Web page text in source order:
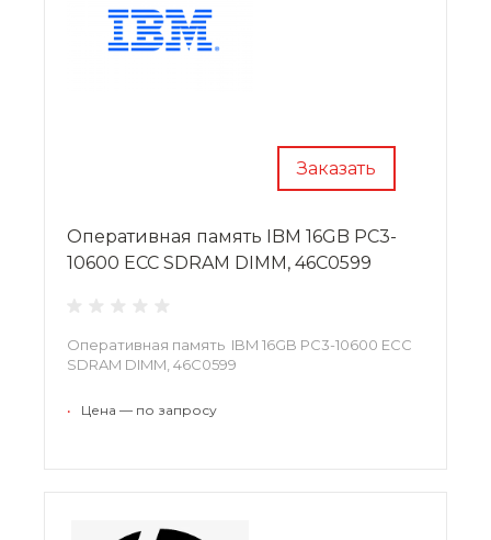
Заказать
Оперативная память IBM 16GB PC3-
10600 ECC SDRAM DIMM, 46C0599
Оперативная память IBM 16GB PC3-10600 ECC
SDRAM DIMM, 46C0599
• Цена — по запросу